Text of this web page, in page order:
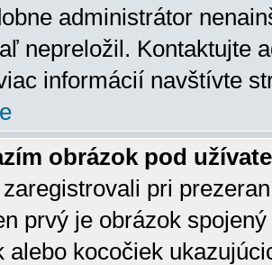
administrátor
nepreložil. Kontaktujte
informácií navštívte
obrázok pod
pri
prvý je obrázok
alebo kocočiek